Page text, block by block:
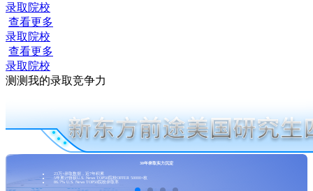
录取院校
查看更多
录取院校
查看更多
录取院校
测测我的录取竞争力
30年录取实力沉淀
23万+录取数据，近7年积累
5年累计斩获U.S. News TOP50院校OFFER 50000+枚
86.7% U.S. News TOP50院校录取率